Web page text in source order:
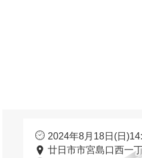
2024年8月18日(日
廿日市市宮島口西一